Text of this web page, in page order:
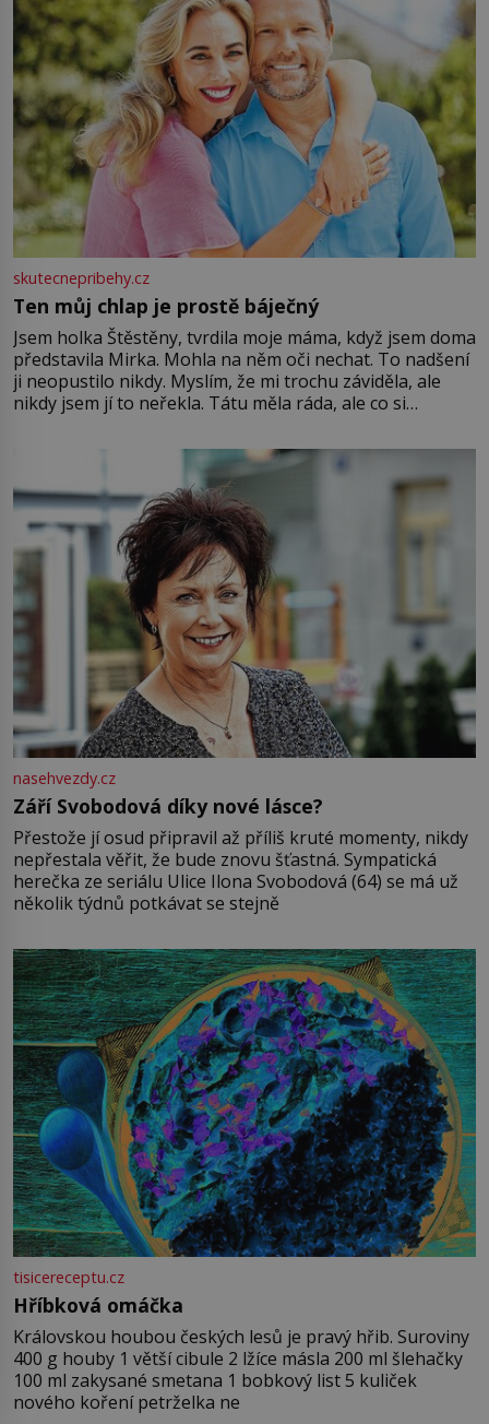
skutecnepribehy.cz
Ten můj chlap je prostě báječný
Jsem holka Štěstěny, tvrdila moje máma, když jsem doma
představila Mirka. Mohla na něm oči nechat. To nadšení
ji neopustilo nikdy. Myslím, že mi trochu záviděla, ale
nikdy jsem jí to neřekla. Tátu měla ráda, ale co si
Jsme spolu moc rádi Tehdy byla jiná doba, když
nasehvezdy.cz
Září Svobodová díky nové lásce?
Přestože jí osud připravil až příliš kruté momenty, nikdy
nepřestala věřit, že bude znovu šťastná. Sympatická
herečka ze seriálu Ulice Ilona Svobodová (64) se má už
několik týdnů potkávat se stejně
tisicereceptu.cz
Hříbková omáčka
Královskou houbou českých lesů je pravý hřib. Suroviny
400 g houby 1 větší cibule 2 lžíce másla 200 ml šlehačky
100 ml zakysané smetana 1 bobkový list 5 kuliček
nového koření petrželka ne